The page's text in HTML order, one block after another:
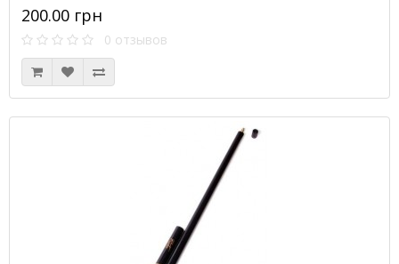
200.00 грн
0 отзывов